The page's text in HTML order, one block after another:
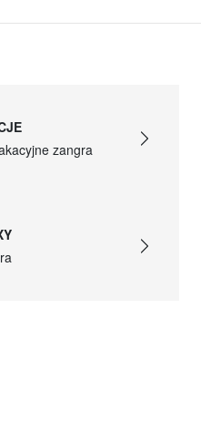
zangra